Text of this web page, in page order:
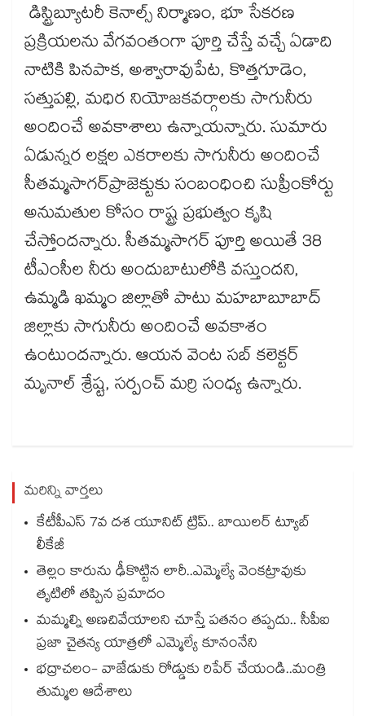
డిస్ట్రిబ్యూటరీ కెనాల్స్‌‌‌‌ నిర్మాణం, భూ సేకరణ
ప్రక్రియలను వేగవంతంగా పూర్తి చేస్తే వచ్చే ఏడాది
నాటికి పినపాక, అశ్వారావుపేట, కొత్తగూడెం,
సత్తుపల్లి, మధిర నియోజకవర్గాలకు సాగునీరు
అందించే అవకాశాలు ఉన్నాయన్నారు. సుమారు
ఏడున్నర లక్షల ఎకరాలకు సాగునీరు అందించే
సీతమ్మసాగర్​ప్రాజెక్టుకు సంబంధించి సుప్రీంకోర్టు
అనుమతుల కోసం రాష్ట్ర ప్రభుత్వం కృషి
చేస్తోందన్నారు. సీతమ్మసాగర్‌‌‌‌ పూర్తి అయితే 38
టీఎంసీల నీరు అందుబాటులోకి వస్తుందని,
ఉమ్మడి ఖమ్మం జిల్లాతో పాటు మహబాబూబాద్​
జిల్లాకు సాగునీరు అందించే అవకాశం
ఉంటుందన్నారు. ఆయన వెంట సబ్‌‌‌‌ కలెక్టర్‌‌‌‌
మృనాల్‌‌‌‌ శ్రేష్ట, సర్పంచ్‌‌‌‌ మర్రి సంధ్య ఉన్నారు.
మరిన్ని వార్తలు
కేటీపీఎస్ 7వ దశ యూనిట్ ట్రిప్.. బాయిలర్ ట్యూబ్
లీకేజీ
తెల్లం కారును ఢీకొట్టిన లారీ..ఎమ్మెల్యే వెంకట్రావుకు
తృటిలో తప్పిన ప్రమాదం
మమ్మల్ని అణచివేయాలని చూస్తే పతనం తప్పదు.. సీపీఐ
ప్రజా చైతన్య యాత్రలో ఎమ్మెల్యే కూనంనేని
భద్రాచలం- వాజేడుకు రోడ్డుకు రిపేర్ చేయండి..మంత్రి
తుమ్మల ఆదేశాలు